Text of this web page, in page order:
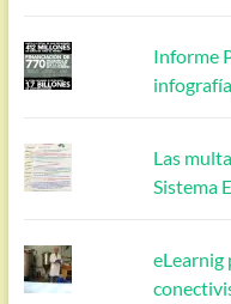
Informe
Las
Sistema
eLearnig